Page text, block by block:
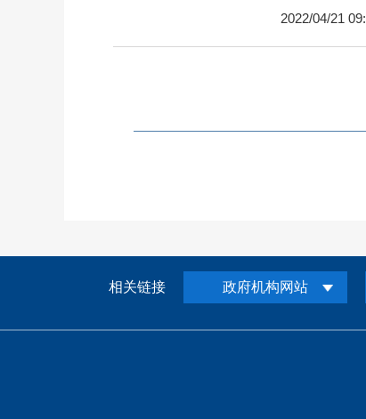
2022/04/21
相关链接 政府机构网站